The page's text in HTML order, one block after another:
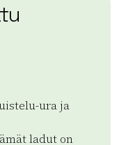
ura ja
ladut on